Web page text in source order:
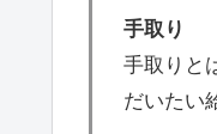
手取り
手取りと
だいたい